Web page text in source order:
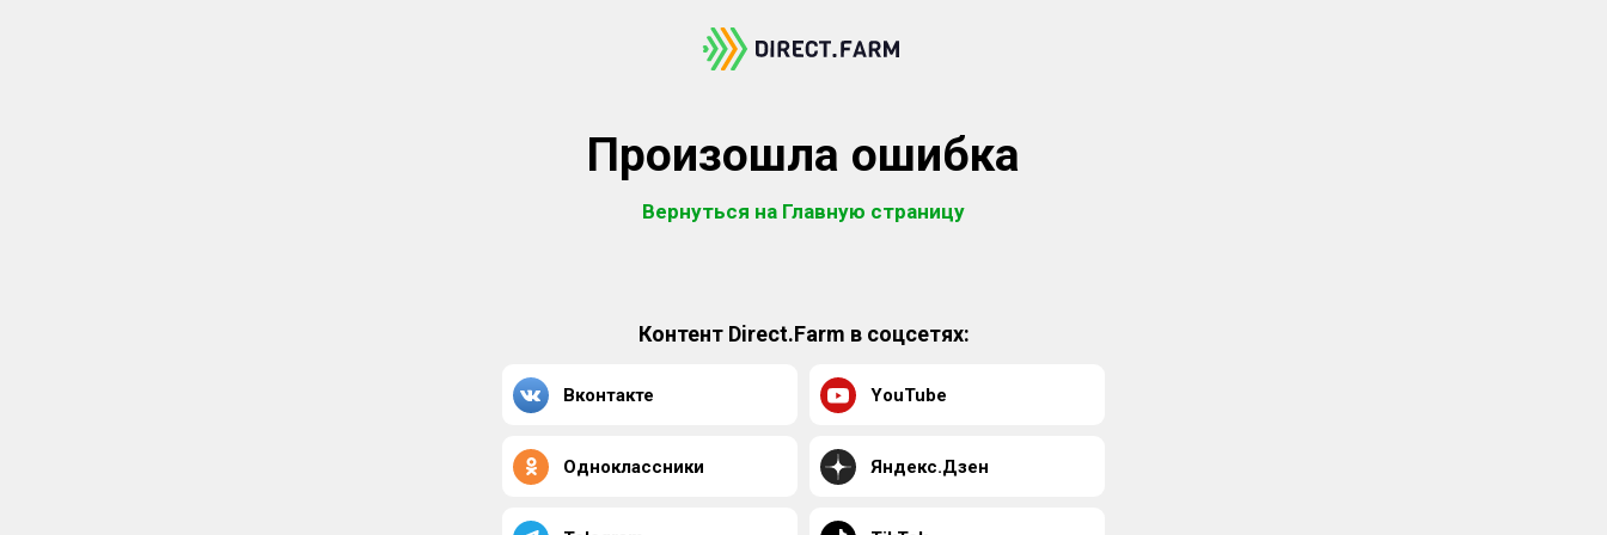
Произошла ошибка
Вернуться на Главную страницу
Контент Direct.Farm в соцсетях:
Вконтакте YouTube
Одноклассники Яндекс.Дзен